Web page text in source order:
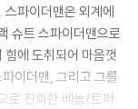
파이더맨은 외계에
슈트 스파이더맨으로
힘에 도취되어 마음껏
이더맨, 그리고 그를
로 진화한 베놈(토퍼